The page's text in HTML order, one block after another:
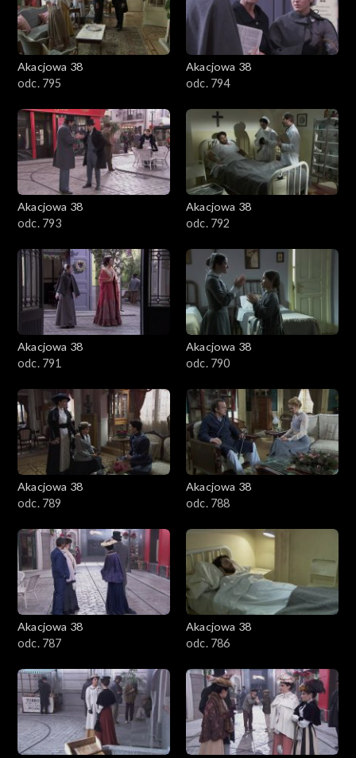
Akacjowa 38
odc. 795
Akacjowa 38
odc. 794
Akacjowa 38
odc. 793
Akacjowa 38
odc. 792
Akacjowa 38
odc. 791
Akacjowa 38
odc. 790
Akacjowa 38
odc. 789
Akacjowa 38
odc. 788
Akacjowa 38
odc. 787
Akacjowa 38
odc. 786